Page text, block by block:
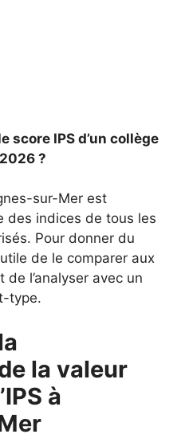
score IPS d’un collège
?
sur-Mer est
des indices de tous les
Pour donner du
de le comparer aux
l’analyser avec un
type.
la valeur
à